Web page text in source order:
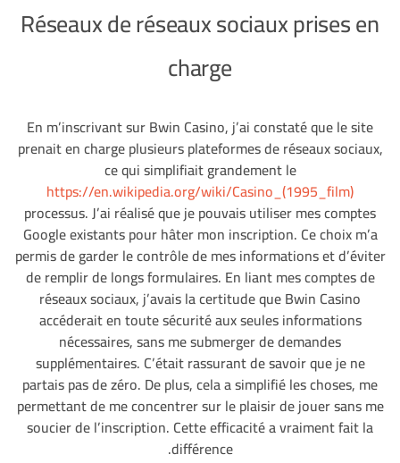
Réseaux de réseaux sociaux prises en
charge
En m’inscrivant sur Bwin Casino, j’ai constaté que le site
prenait en charge plusieurs plateformes de réseaux sociaux,
ce qui simplifiait grandement le
https://en.wikipedia.org/wiki/Casino_(1995_film)
processus. J’ai réalisé que je pouvais utiliser mes comptes
Google existants pour hâter mon inscription. Ce choix m’a
permis de garder le contrôle de mes informations et d’éviter
de remplir de longs formulaires. En liant mes comptes de
réseaux sociaux, j’avais la certitude que Bwin Casino
accéderait en toute sécurité aux seules informations
nécessaires, sans me submerger de demandes
supplémentaires. C’était rassurant de savoir que je ne
partais pas de zéro. De plus, cela a simplifié les choses, me
permettant de me concentrer sur le plaisir de jouer sans me
soucier de l’inscription. Cette efficacité a vraiment fait la
différence.